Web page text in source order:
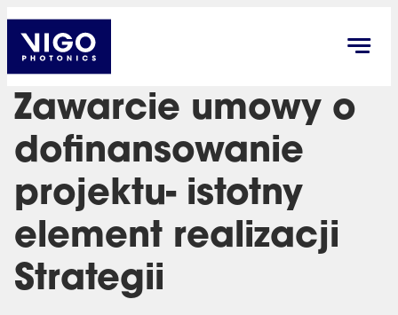
Zawarcie umowy o
dofinansowanie
projektu- istotny
element realizacji
Strategii